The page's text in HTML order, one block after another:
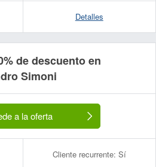
Detalles
de descuento en
Simoni
a la oferta
Cliente recurrente: Sí